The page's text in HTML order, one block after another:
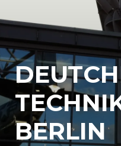
BERLIN